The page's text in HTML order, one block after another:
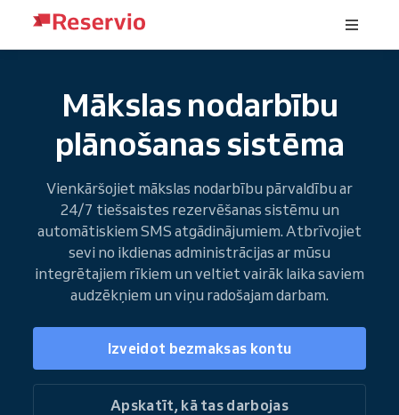
Mākslas nodarbību
plānošanas sistēma
Vienkāršojiet mākslas nodarbību pārvaldību ar
24/7 tiešsaistes rezervēšanas sistēmu un
automātiskiem SMS atgādinājumiem. Atbrīvojiet
sevi no ikdienas administrācijas ar mūsu
integrētajiem rīkiem un veltiet vairāk laika saviem
audzēkņiem un viņu radošajam darbam.
Izveidot bezmaksas kontu
Apskatīt, kā tas darbojas